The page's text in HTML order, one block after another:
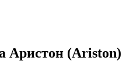
Аристон (Ariston)